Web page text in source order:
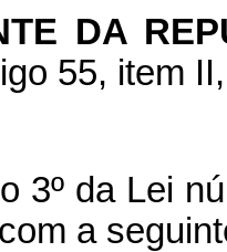
DA
55, item
3º da Lei
a